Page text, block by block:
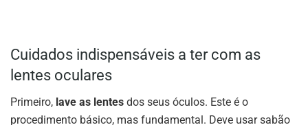
Cuidados indispensáveis a ter com as
lentes oculares
Primeiro, lave as lentes dos seus óculos. Este é o
procedimento básico, mas fundamental. Deve usar sabão